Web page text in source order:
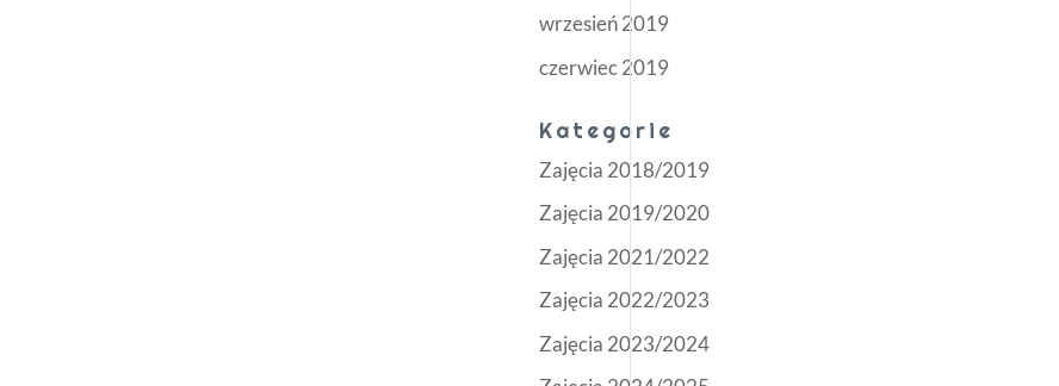
wrzesień 2019
czerwiec 2019
Kategorie
Zajęcia 2018/2019
Zajęcia 2019/2020
Zajęcia 2021/2022
Zajęcia 2022/2023
Zajęcia 2023/2024